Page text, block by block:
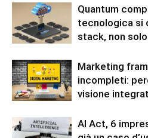
Quantum
tecnologica si
stack, non
Marketing
incompleti:
visione
AI Act, 6